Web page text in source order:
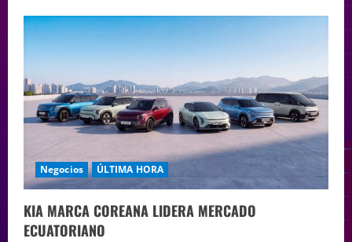
Negocios ÚLTIMA HORA
KIA MARCA COREANA LIDERA MERCADO
ECUATORIANO